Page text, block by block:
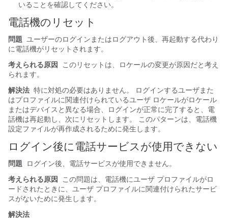
いることを確認してください。
電話機のリセット
問題 ユーザーのログインまたはログアウト後、再起動する代わり
に電話機がリセットされます。
考えられる原因
このリセットは、ロケールの変更が原因だと考え
られます。
解決法 特に対処の必要はありません。 ログインするユーザまた
はプロファイルに関連付けられているユーザ ロケールがロケール
またはデバイスと異なる場合、ログインが正常に完了すると、電
話機は再起動し、次にリセットします。 このパターンは、電話機
設定ファイルが再作成されるために発生します。
ログイン後に電話サービスが使用できない
問題 ログイン後、電話サービスが使用できません。
考えられる原因
この問題は、電話機にユーザ プロファイルがロ
ードされたときに、ユーザ プロファイルに関連付けられたサービ
スがないために発生します。
解決法